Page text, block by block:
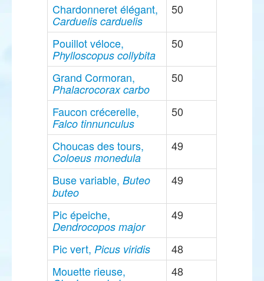
Chardonneret élégant,
Carduelis carduelis
50
Pouillot véloce,
Phylloscopus collybita
50
Grand Cormoran,
Phalacrocorax carbo
50
Faucon crécerelle,
Falco tinnunculus
50
Choucas des tours,
Coloeus monedula
49
Buse variable, Buteo
buteo
49
Pic épeiche,
Dendrocopos major
49
Pic vert, Picus viridis
48
Mouette rieuse,
48